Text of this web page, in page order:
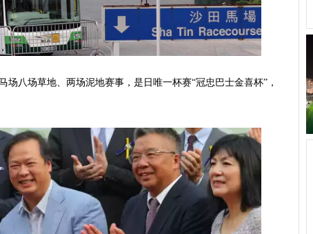
八场草地、两场泥地赛事，是日唯一杯赛“冠忠巴士金喜杯”，